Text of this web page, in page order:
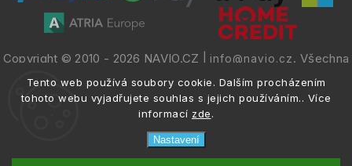
Tento web používá soubory cookie. Dalším procházením
tohoto webu vyjadřujete souhlas s jejich používáním.. Více
informací zde.
Nastavení
Copyright © 2010 - 2026 NAVIO.CZ info@navio.cz. Všechna
práva vyhrazena.